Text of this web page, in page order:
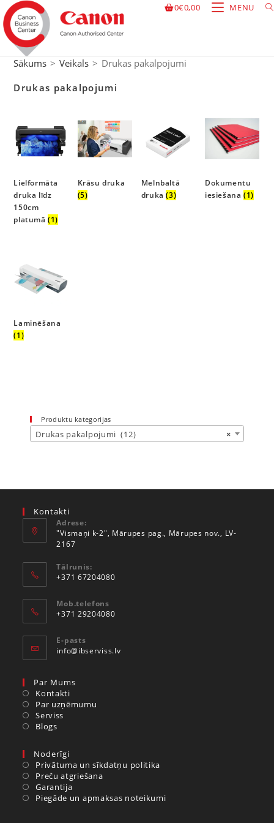
0€0,00 MENU
Sākums > Veikals > Drukas pakalpojumi
Drukas pakalpojumi
Lielformāta
druka līdz
150cm
platumā(1)
Krāsu druka
(5)
Melnbaltā
druka(3)
Dokumentu
iesiešana(1)
Laminēšana
(1)
Produktu kategorijas
×
Drukas pakalpojumi (12)
Kontakti
Adrese:
"Vismaņi k-2", Mārupes pag., Mārupes nov., LV-
2167
Tālrunis:
+371 67204080
Mob.telefons
+371 29204080
E-pasts
info@ibserviss.lv
Par Mums
Kontakti
Par uzņēmumu
Serviss
Blogs
Noderīgi
Privātuma un sīkdatņu politika
Preču atgriešana
Garantija
Piegāde un apmaksas noteikumi